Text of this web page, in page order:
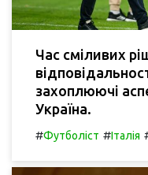
Час сміливих
захоплюючі
Україна.
#Футболіст #Італія